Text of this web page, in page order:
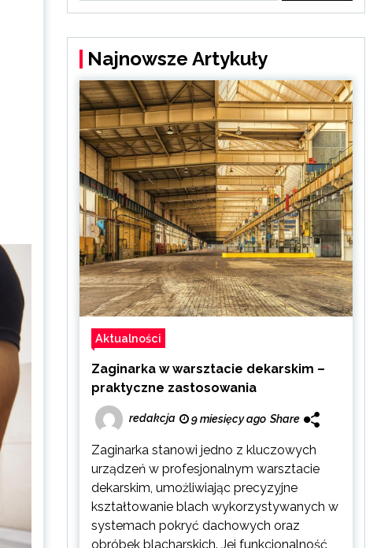
Najnowsze Artykuły
Aktualności
Zaginarka w warsztacie dekarskim –
praktyczne zastosowania
redakcja 9 miesięcy ago Share
Zaginarka stanowi jedno z kluczowych
urządzeń w profesjonalnym warsztacie
dekarskim, umożliwiając precyzyjne
kształtowanie blach wykorzystywanych w
systemach pokryć dachowych oraz
obróbek blacharskich. Jej funkcjonalność